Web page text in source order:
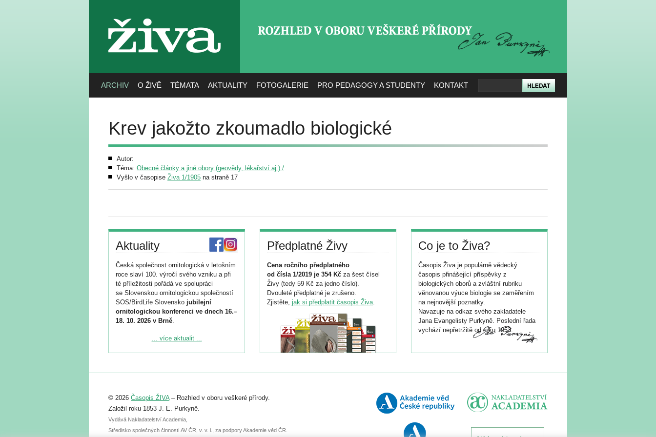
živa
ARCHIV O ŽIVĚ TÉMATA AKTUALITY FOTOGALERIE PRO PEDAGOGY A STUDENTY KONTAKT
Krev jakožto zkoumadlo biologické
Autor:
Téma: Obecné články a jiné obory (geovědy, lékařství aj.) /
Vyšlo v časopise Živa 1/1905 na straně 17
Aktuality
Česká společnost ornitologická v letošním
roce slaví 100. výročí svého vzniku a při
té příležitosti pořádá ve spolupráci
se Slovenskou ornitologickou společností
SOS/BirdLife Slovensko jubilejní
ornitologickou konferenci ve dnech 16.–
18. 10. 2026 v Brně.
Podrobnější informace ke konferenci
Registrovat se můžete do 6. září.
abstraktu přihlášené přednášky nebo
posteru je už 30. června.
... více aktualit ...
Předplatné Živy
Cena ročního předplatného
od čísla 1/2019 je 354 Kč za šest čísel
Živy (tedy 59 Kč za jedno číslo).
Dvouleté předplatné je zrušeno.
Zjistěte, jak si předplatit časopis Živa.
Co je to Živa?
Časopis Živa je populárně vědecký
časopis přinášející příspěvky z
biologických oborů a zvláštní rubriku
věnovanou výuce biologie se zaměřením
na nejnovější poznatky.
Navazuje na odkaz svého zakladatele
Jana Evangelisty Purkyně. Poslední řada
vychází nepřetržitě od roku 1953.
© 2026 Časopis ŽIVA– Rozhled v oboru veškeré přírody.
Založil roku 1853 J. E. Purkyně.
Vydává Nakladatelství Academia,
Středisko společných činností AV ČR, v. v. i., za podpory Akademie věd ČR.